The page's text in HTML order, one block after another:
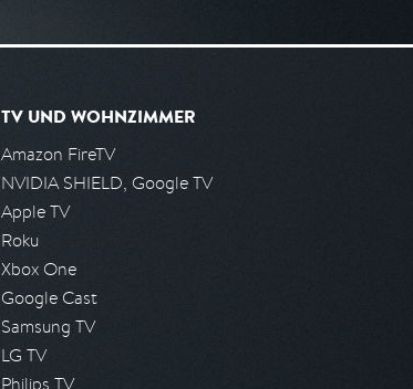
TV UND WOHNZIMMER
Amazon FireTV
NVIDIA SHIELD, Google TV
Apple TV
Roku
Xbox One
Google Cast
Samsung TV
LG TV
Philips TV